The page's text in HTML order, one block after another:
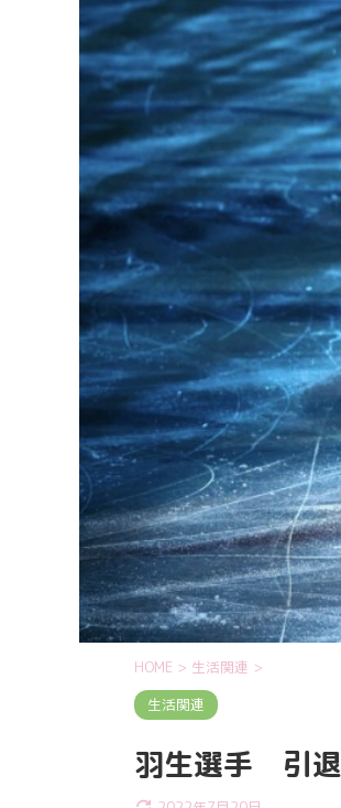
13号は、今後、海面水温が29度以
上の海域を西進する見込みで、猛烈
な勢力になる見込み。
HOME > 生活関連 >
生活関連
羽生選手 引退